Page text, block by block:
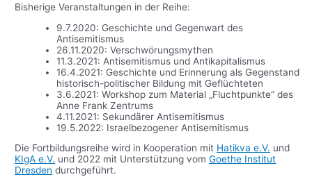
Bisherige Veranstaltungen in der Reihe:
9.7.2020: Geschichte und Gegenwart des
Antisemitismus
26.11.2020: Verschwörungsmythen
11.3.2021: Antisemitismus und Antikapitalismus
16.4.2021: Geschichte und Erinnerung als Gegenstand
historisch-politischer Bildung mit Geflüchteten
3.6.2021: Workshop zum Material „Fluchtpunkte“ des
Anne Frank Zentrums
4.11.2021: Sekundärer Antisemitismus
19.5.2022: Israelbezogener Antisemitismus
Die Fortbildungsreihe wird in Kooperation mit Hatikva e.V. und
KIgA e.V. und 2022 mit Unterstützung vomGoethe Institut
Dresden durchgeführt.